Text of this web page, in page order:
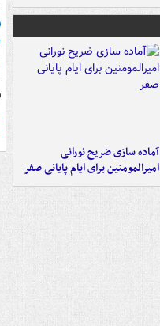
آماده سازی ضریح نورانی
امیرالمومنین برای ایام پایانی صفر